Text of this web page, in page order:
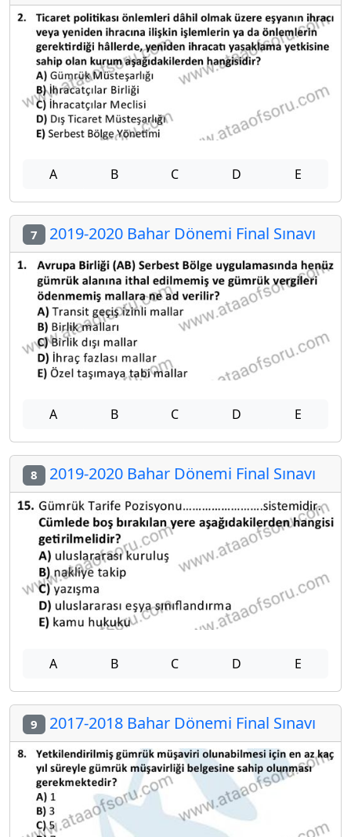
A B C D E
7 2019-2020 Bahar Dönemi Final Sınavı
A B C D E
8 2019-2020 Bahar Dönemi Final Sınavı
A B C D E
9 2017-2018 Bahar Dönemi Final Sınavı